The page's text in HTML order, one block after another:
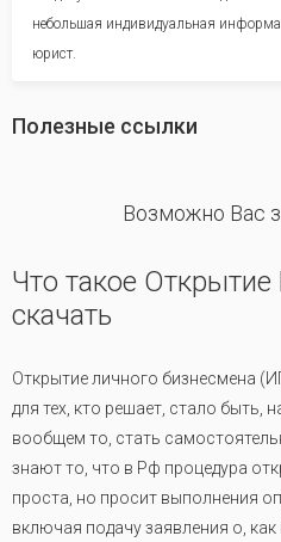
небольшая индивидуальная
юрист.
Полезные ссылки
Возможно Вас
Что такое
скачать
Открытие личного бизнесмена
для тех, кто решает, стало быть,
вообщем то, стать
знают то, что в Рф процедура
проста, но просит выполнения
включая подачу заявления о, как